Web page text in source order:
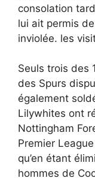
consolation
lui ait permis
inviolée. les
Seuls trois des
des Spurs
également
Lilywhites ont
Nottingham
Premier
qu’en étant
hommes de